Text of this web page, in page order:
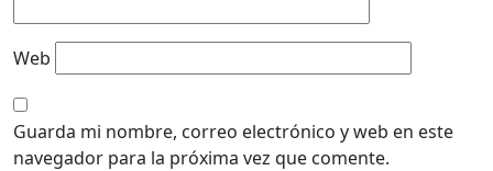
Web
Guarda mi nombre, correo electrónico y web en este
navegador para la próxima vez que comente.